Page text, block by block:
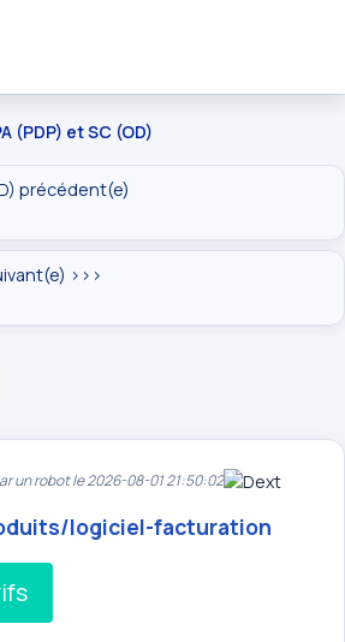
(PDP) et SC (OD)
précédent(e)
>>>
un robot le 2026-08-01 21:50:02
logiciel-facturation